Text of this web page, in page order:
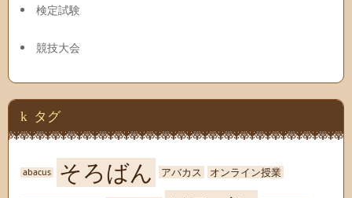
検定試験
競技大会
タグ
abacus そろばん アバカス オンライン授業